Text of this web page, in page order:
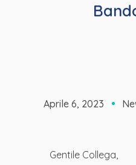
Aprile 6, 2023
Gentile Collega,